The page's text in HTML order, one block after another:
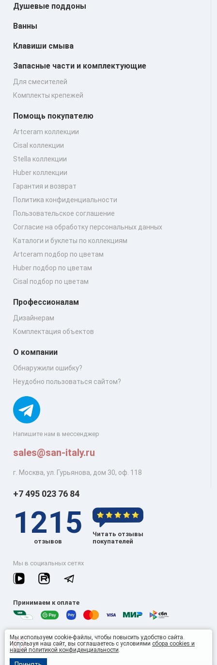
Душевые поддоны
Ванны
Клавиши смыва
Запасные части и комплектующие
Для смесителей
Комплекты крепежей
Напишите нам в мессенджер
sales@san-italy.ru
г. Москва, ул. Гурьянова, дом 30, оф. 118
Помощь покупателю
Artceram коллекции
Cisal коллекции
Stella коллекции
Huber коллекции
Гарантия и возврат
Политика конфиденциальности
Пользовательское соглашение
Согласие на обработку персональных данных
Каталоги и буклеты по коллекциям
Artceram подбор по цветам
Huber подбор по цветам
Cisal подбор по цветам
Профессионалам
Дизайнерам
Комплектация объектов
О компании
Обнаружили ошибку?
Неудобно пользоваться сайтом?
+7 495 023 76 84
1215
отзывов
Читать отзывы
покупателей
Мы в социальных сетях
Принимаем к оплате
© 2026 Omnisan Group
Мы используем cookie-файлы, чтобы повысить удобство сайта.
Используя наш сайт, вы соглашаетесь с условиями сбора cookies и
нашей политикой конфиденциальности.